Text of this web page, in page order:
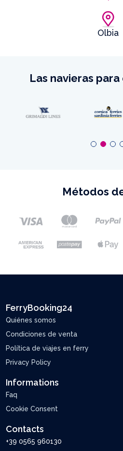
Olbia
Las navieras
Métodos
FerryBooking24
Quiénes somos
Condiciones de venta
Política de viajes en ferry
Privacy Policy
Informations
Faq
Cookie Consent
Contacts
+39 0565 960130